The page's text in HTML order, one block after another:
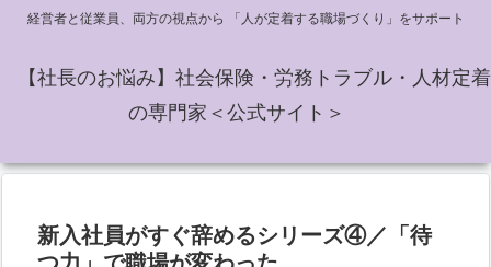
経営者と従業員、両方の視点から 「人が定着する職場づくり」をサポート
【社長のお悩み】社会保険・労務トラブル・人材定着
の専門家＜公式サイト＞
新入社員がすぐ辞めるシリーズ④／「待